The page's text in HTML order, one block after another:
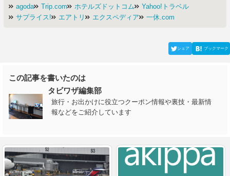
agoda Trip.com ホテルズドットコム
Yahoo!トラベル
サプライス!
エアトリ エクスペディア 一休.com
シェア ブックマーク
この記事を書いたのは
タビワザ編集部
旅行・お出かけに役立つクーポン情報や裏技・最新情
報などをご紹介しています